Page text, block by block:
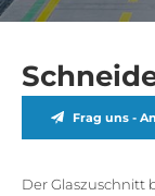
Frag uns -
Der Glaszuschnitt